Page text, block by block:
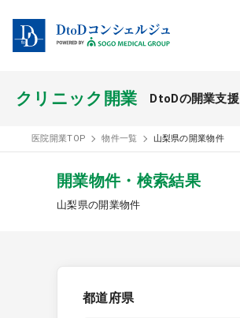
クリニック開業 DtoDの開業支援
開業スタイル TOP
医院開業TOP 物件一覧 山梨県の開業物件
開業物件・検索結果
山梨県の開業物件
都道府県